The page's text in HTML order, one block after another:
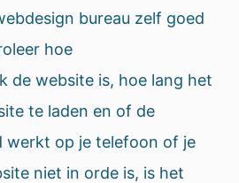
bureau zelf goed
hoe
de website is, hoe lang het
te laden en of de
werkt op je telefoon of je
niet in orde is, is het